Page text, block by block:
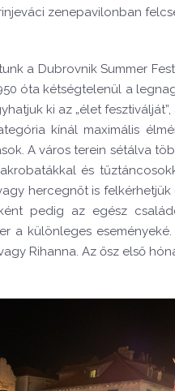
zenepavilonban
a Dubrovnik Summer
óta kétségtelenül a
ki az „élet
kínál maximális
A város terein sétálva
és
hercegnőt is
pedig az egész
a különleges
Rihanna. Az ősz első